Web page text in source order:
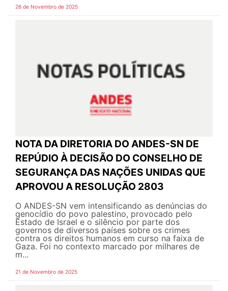
26 de Novembro de 2025
NOTA DA DIRETORIA DO ANDES-SN DE
REPÚDIO À DECISÃO DO CONSELHO DE
SEGURANÇA DAS NAÇÕES UNIDAS QUE
APROVOU A RESOLUÇÃO 2803
O ANDES-SN vem intensificando as denúncias do
genocídio do povo palestino, provocado pelo
Estado de Israel e o silêncio por parte dos
governos de diversos países sobre os crimes
contra os direitos humanos em curso na faixa de
Gaza. Foi no contexto marcado por milhares de
m...
21 de Novembro de 2025